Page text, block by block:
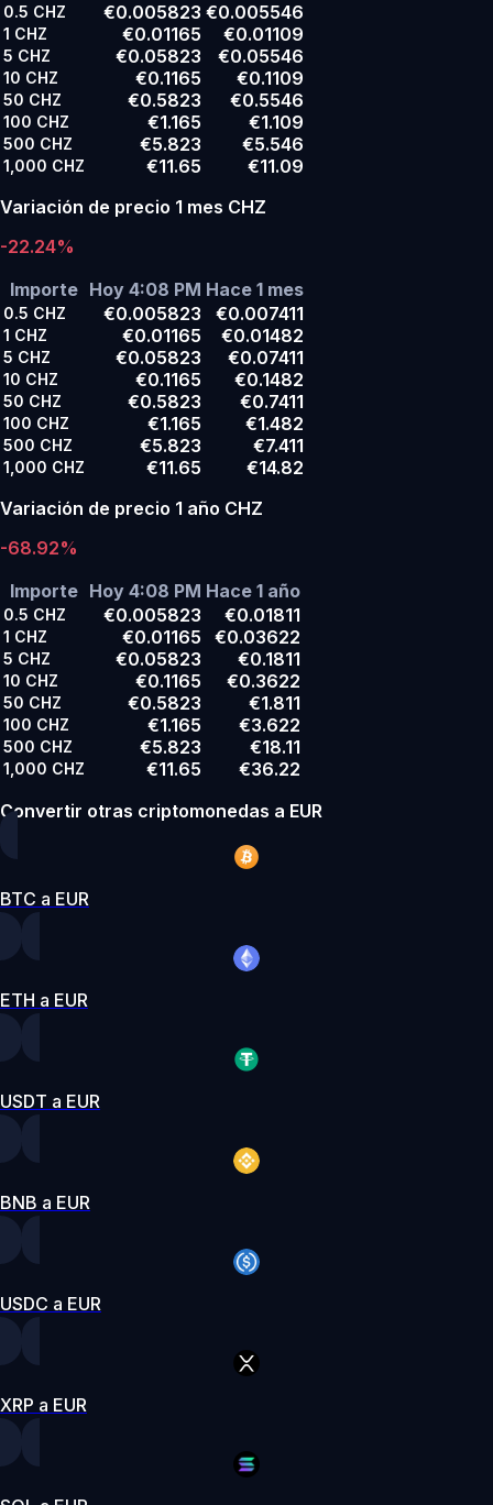
0.5 CHZ €0.005823 €0.005546
1 CHZ €0.01165 €0.01109
5 CHZ €0.05823 €0.05546
10 CHZ €0.1165 €0.1109
50 CHZ €0.5823 €0.5546
100 CHZ €1.165 €1.109
500 CHZ €5.823 €5.546
1,000 CHZ €11.65
€11.09
Variación de precio 1 mes CHZ
-22.24%
Importe Hoy 4:08 PM Hace 1 mes
0.5 CHZ €0.005823 €0.007411
1 CHZ €0.01165 €0.01482
5 CHZ €0.05823 €0.07411
10 CHZ €0.1165 €0.1482
50 CHZ €0.5823 €0.7411
100 CHZ €1.165 €1.482
500 CHZ €5.823 €7.411
1,000 CHZ €11.65
€14.82
Variación de precio 1 año CHZ
-68.92%
Importe Hoy 4:08 PM Hace 1 año
0.5 CHZ €0.005823 €0.01811
1 CHZ €0.01165 €0.03622
5 CHZ €0.05823 €0.1811
10 CHZ €0.1165 €0.3622
50 CHZ €0.5823 €1.811
100 CHZ €1.165 €3.622
500 CHZ €5.823 €18.11
1,000 CHZ €11.65
€36.22
Convertir otras criptomonedas a EUR
BTC a EUR
ETH a EUR
USDT a EUR
BNB a EUR
USDC a EUR
XRP a EUR